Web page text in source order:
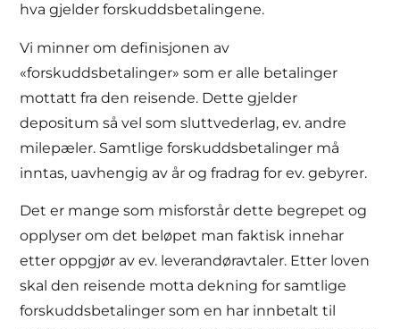
hva gjelder forskuddsbetalingene.
Vi minner om definisjonen av
«forskuddsbetalinger» som er alle betalinger
mottatt fra den reisende. Dette gjelder
depositum så vel som sluttvederlag, ev. andre
milepæler. Samtlige forskuddsbetalinger må
inntas, uavhengig av år og fradrag for ev. gebyrer.
Det er mange som misforstår dette begrepet og
opplyser om det beløpet man faktisk innehar
etter oppgjør av ev. leverandøravtaler. Etter loven
skal den reisende motta dekning for samtlige
forskuddsbetalinger som en har innbetalt til